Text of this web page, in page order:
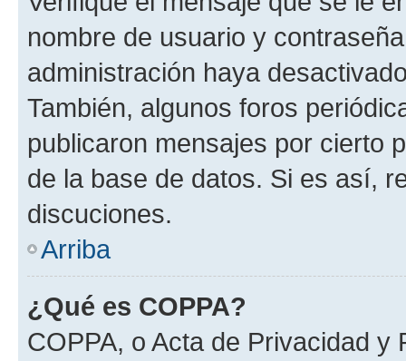
nombre de usuario y
administración haya
También, algunos foros
publicaron mensajes por cierto
de la base de datos. Si es así,
discuciones.
Arriba
¿Qué es COPPA?
COPPA, o Acta de Privacidad